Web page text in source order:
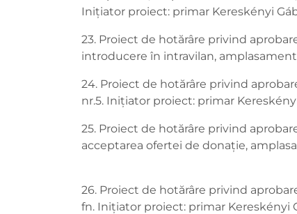
Inițiator proiect: primar Kereskényi
23. Proiect de hotărâre privind
introducere în intravilan,
24. Proiect de hotărâre privind
nr.5. Inițiator proiect: primar
25. Proiect de hotărâre privind
acceptarea ofertei de donație,
26. Proiect de hotărâre privind
fn. Inițiator proiect: primar Kereskényi